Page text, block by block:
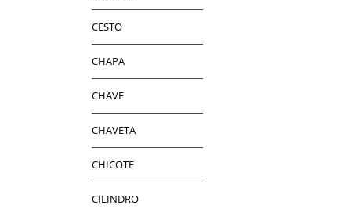
CESTO
CHAPA
CHAVE
CHAVETA
CHICOTE
CILINDRO